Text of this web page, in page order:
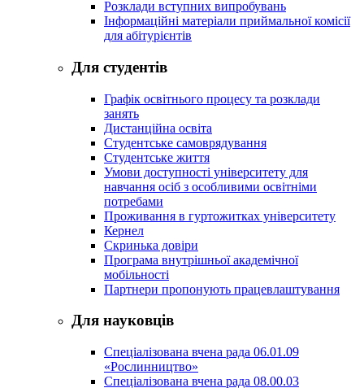
Розклади вступних випробувань
Інформаційні матеріали приймальної комісії
для абітурієнтів
Для студентів
Графік освітнього процесу та розклади
занять
Дистанційна освіта
Студентське самоврядування
Студентське життя
Умови доступності університету для
навчання осіб з особливими освітніми
потребами
Проживання в гуртожитках університету
Кернел
Скринька довіри
Програма внутрішньої академічної
мобільності
Партнери пропонують працевлаштування
Для науковців
Спеціалізована вчена рада 06.01.09
«Рослинництво»
Спеціалізована вчена рада 08.00.03